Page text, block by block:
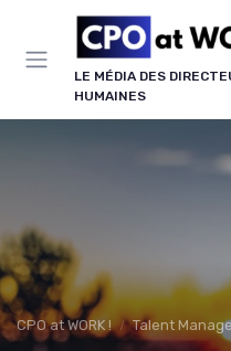
LE MÉDIA DES
HUMAINES
CPO at WORK ! Talent
Panneau de gestion des